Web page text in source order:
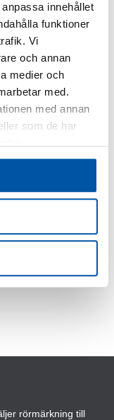
innehållet
funktioner
Vi
och annan
medier och
med.
med annan
som de har
/ Kamera
87,00kr
rörmärkning till